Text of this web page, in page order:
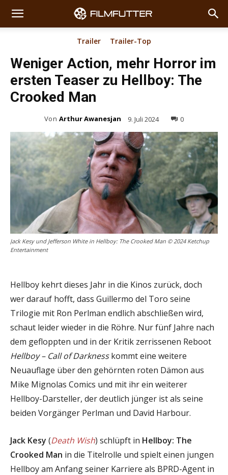
Trailer Trailer-Top
Weniger Action, mehr Horror im
ersten Teaser zu Hellboy: The
Crooked Man
Von Arthur Awanesjan 9. Juli 2024 0
Jack Kesy und Jefferson White in Hellboy: The Crooked Man © 2024 Ketchup
Entertainment
Hellboy kehrt dieses Jahr in die Kinos zurück, doch
wer darauf hofft, dass Guillermo del Toro seine
Trilogie mit Ron Perlman endlich abschließen wird,
schaut leider wieder in die Röhre. Nur fünf Jahre nach
dem gefloppten und in der Kritik zerrissenen Reboot
Hellboy – Call of Darknesskommt eine weitere
Neuauflage über den gehörnten roten Dämon aus
Mike Mignolas Comics und mit ihr ein weiterer
Hellboy-Darsteller, der deutlich jünger ist als seine
beiden Vorgänger Perlman und David Harbour.
Jack Kesy (Death Wish) schlüpft in Hellboy: The
Crooked Man in die Titelrolle und spielt einen jungen
Hellboy am Anfang seiner Karriere als BPRD-Agent in